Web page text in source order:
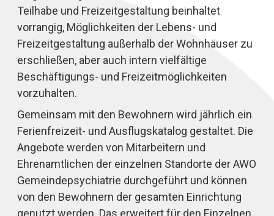
Teilhabe und Freizeitgestaltung beinhaltet
vorrangig, Möglichkeiten der Lebens- und
Freizeitgestaltung außerhalb der Wohnhäuser zu
erschließen, aber auch intern vielfältige
Beschäftigungs- und Freizeitmöglichkeiten
vorzuhalten.
Gemeinsam mit den Bewohnern wird jährlich ein
Ferienfreizeit- und Ausflugskatalog gestaltet. Die
Angebote werden von Mitarbeitern und
Ehrenamtlichen der einzelnen Standorte der AWO
Gemeindepsychiatrie durchgeführt und können
von den Bewohnern der gesamten Einrichtung